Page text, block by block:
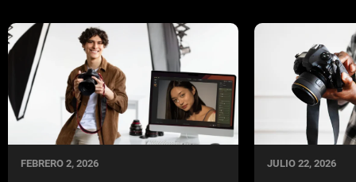
FEBRERO 2, 2026 JULIO 22, 2026